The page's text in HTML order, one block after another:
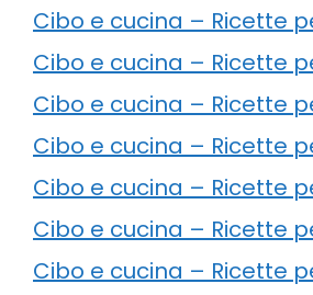
Cibo e cucina – Ricette
Cibo e cucina – Ricette
Cibo e cucina – Ricette
Cibo e cucina – Ricette
Cibo e cucina – Ricette
Cibo e cucina – Ricette
Cibo e cucina – Ricette